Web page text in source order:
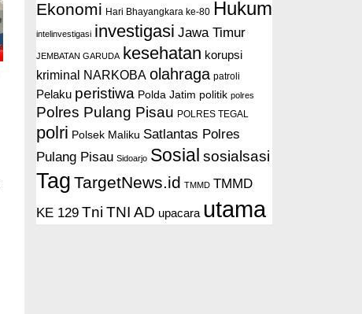
Ekonomi Hari Bhayangkara ke-80 Hukum
intelinvestigasi investigasi Jawa Timur
JEMBATAN GARUDA kesehatan korupsi
kriminal NARKOBA olahraga patroli
Pelaku peristiwa Polda Jatim politik polres
Polres Pulang Pisau POLRES TEGAL
polri Polsek Maliku Satlantas Polres
Pulang Pisau Sidoarjo Sosial sosialsasi
Tag TargetNews.id TMMD TMMD
KE 129 Tni TNI AD upacara utama